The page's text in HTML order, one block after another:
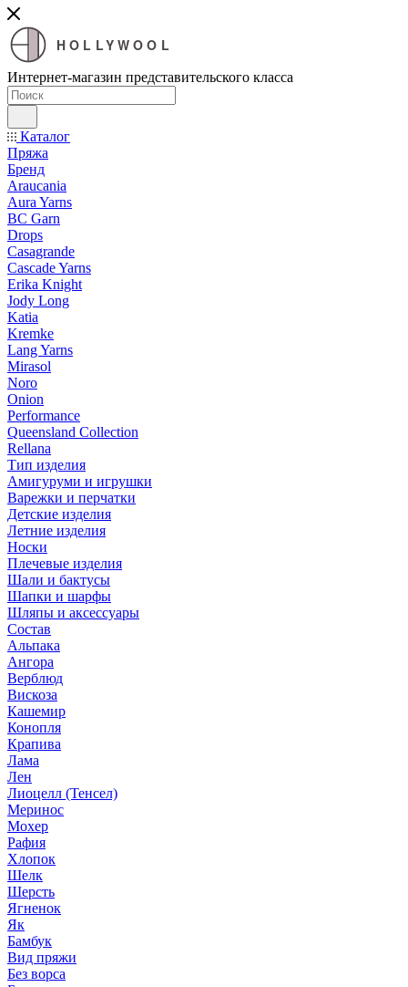
HOLLYWOOL
Интернет-магазин представительского класса
Каталог
Пряжа
Бренд
Araucania
Aura Yarns
BC Garn
Drops
Casagrande
Cascade Yarns
Erika Knight
Jody Long
Katia
Kremke
Lang Yarns
Mirasol
Noro
Onion
Performance
Queensland Collection
Rellana
Тип изделия
Амигуруми и игрушки
Варежки и перчатки
Детские изделия
Летние изделия
Носки
Плечевые изделия
Шали и бактусы
Шапки и шарфы
Шляпы и аксессуары
Состав
Альпака
Ангора
Верблюд
Вискоза
Кашемир
Конопля
Крапива
Лама
Лен
Лиоцелл (Тенсел)
Меринос
Мохер
Рафия
Хлопок
Шелк
Шерсть
Ягненок
Як
Бамбук
Вид пряжи
Без ворса